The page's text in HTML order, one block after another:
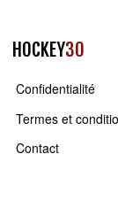
HOCKEY30
Confidentialité
Termes et
Contact